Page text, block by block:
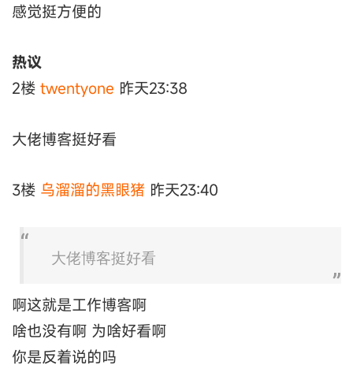
感觉挺方便的
热议
2楼 twentyone 昨天23:38
大佬博客挺好看
3楼 乌溜溜的黑眼猪 昨天23:40
大佬博客挺好看
啊这就是工作博客啊
啥也没有啊 为啥好看啊
你是反着说的吗